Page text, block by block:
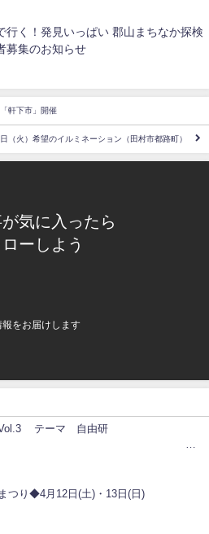
行く！発見いっぱい 郡山まちなか探検
募集のお知らせ
軒下市」開催
（火）希望のイルミネーション（田村市都路町）
気に入ったら
ーしよう
報をお届けします
Vol.3 テーマ 自由研
つり◆4月12日(土)・13日(日)